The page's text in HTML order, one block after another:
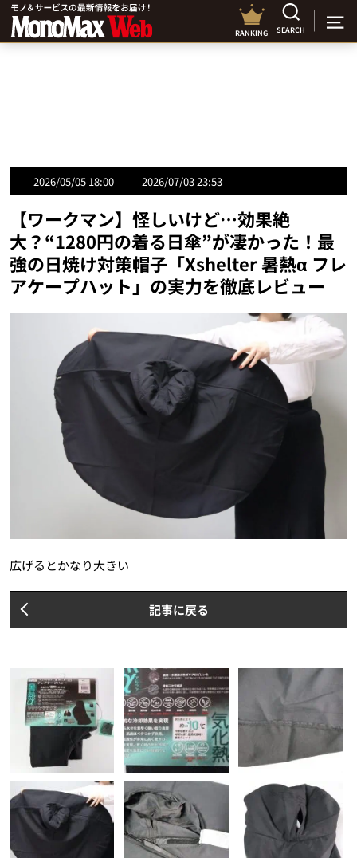
RANKING SEARCH
2026/05/05 18:00 2026/07/03 23:53
【ワークマン】怪しいけど…効果絶
大？“1280円の着る日傘”が凄かった！最
強の日焼け対策帽子「Xshelter 暑熱α フレ
アケープハット」の実力を徹底レビュー
広げるとかなり大きい
記事に戻る